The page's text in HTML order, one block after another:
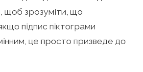
щоб зрозуміти, що
підпис піктограми
це просто призведе до